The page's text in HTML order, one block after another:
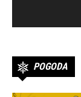
POGODA